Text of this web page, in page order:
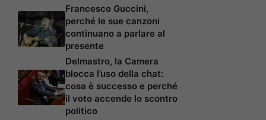
Francesco Guccini,
perché le sue canzoni
continuano a parlare al
presente
Delmastro, la Camera
blocca l’uso della chat:
cosa è successo e perché
il voto accende lo scontro
politico